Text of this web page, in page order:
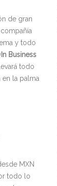
de gran
y todo
In Business
todo
la palma
MXN
todo lo